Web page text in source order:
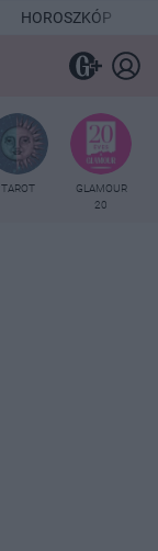
HOROSZKÓP
TAROT
GLAMOUR
20